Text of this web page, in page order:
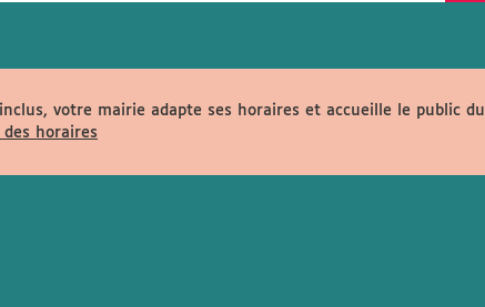
votre mairie adapte ses horaires et accueille le public du
horaires